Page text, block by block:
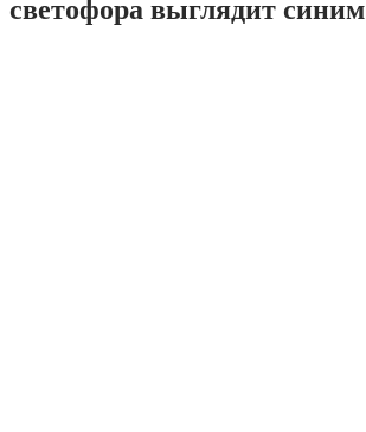
светофора выглядит синим